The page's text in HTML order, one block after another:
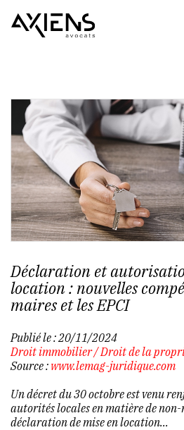
Déclaration et
location : nouvelles
maires et les EPCI
Publié le :20/11/2024
Droit immobilier/Droit de la
Source : www.lemag-juridique.com
Un décret du 30 octobre est venu
autorités locales en matière de non-
déclaration de mise en location...